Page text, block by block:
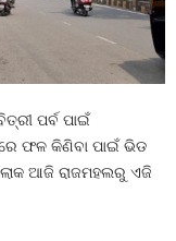
ପର୍ବ ପାଇଁ
ଫଳ କିଣିବା ପାଇଁ ଭିଡ
ଆଜି ରାଜମହଲରୁ ଏଜି